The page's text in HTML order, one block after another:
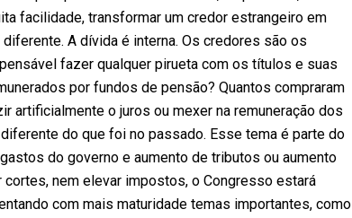
facilidade, transformar um credor estrangeiro em
A dívida é interna. Os credores são os
fazer qualquer pirueta com os títulos e suas
por fundos de pensão? Quantos compraram
artificialmente o juros ou mexer na remuneração dos
do que foi no passado. Esse tema é parte do
do governo e aumento de tributos ou aumento
nem elevar impostos, o Congresso estará
com mais maturidade temas importantes, como